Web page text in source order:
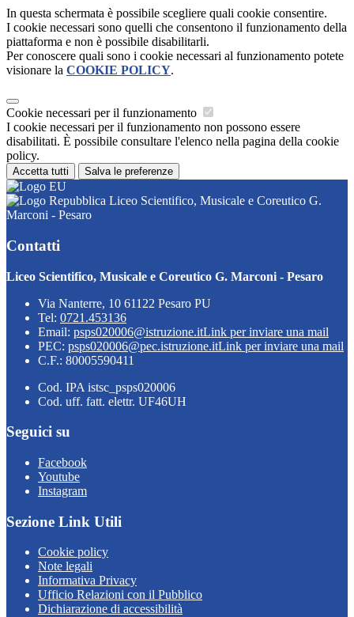
In questa schermata è possibile scegliere quali cookie consentire.
I cookie necessari sono quelli che consentono il funzionamento della
piattaforma e non è possibile disabilitarli.
Per conoscere quali sono i cookie necessari al funzionamento potete
visionare la COOKIE POLICY.
Cookie necessari per il funzionamento
I cookie necessari per il funzionamento non possono essere
disabilitati. È possibile consultare l'elenco nella pagina della cookie
policy.
Accetta tutti Salva le preferenze
Liceo Scientifico, Musicale e Coreutico G.
Marconi - Pesaro
Contatti
Liceo Scientifico, Musicale e Coreutico G. Marconi - Pesaro
Via Nanterre, 10 61122 Pesaro PU
Tel: 0721.453136
Email: psps020006@istruzione.itLink per inviare una mail
PEC: psps020006@pec.istruzione.itLink per inviare una mail
C.F.: 80005590411
Cod. IPA istsc_psps020006
Cod. uff. fatt. elettr. UF46UH
Seguici su
Facebook
Youtube
Instagram
Sezione Link Utili
Cookie policy
Note legali
Informativa Privacy
Ufficio Relazioni con il Pubblico
Dichiarazione di accessibilità